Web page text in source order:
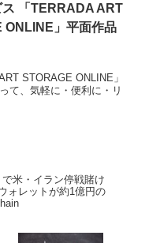
ス 「TERRADA ART
ONLINE」平面作品
STORAGE ONLINE」
て、気軽に・便利に・リ
米・イラン停戦賭け
ォレットが約1億円の